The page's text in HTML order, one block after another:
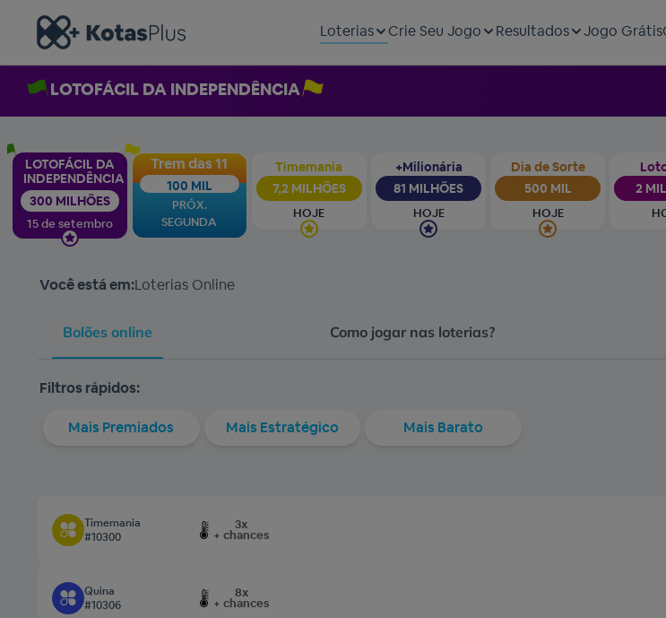
Loterias Crie Seu Jogo Resultados Jogo Grátis
LOTOFÁCIL DA INDEPENDÊNCIA
LOTOFÁCIL DA
INDEPENDÊNCIA
300 MILHÕES
15 de setembro
Trem das 11
100 MIL
PRÓX.
SEGUNDA
Timemania
7,2 MILHÕES
HOJE
+Milionária
81 MILHÕES
HOJE
Dia de Sorte
500 MIL
HOJE
2
Você está em:Loterias Online
Bolões online Como jogar nas loterias?
Filtros rápidos:
Mais Premiados Mais Estratégico Mais Barato
Timemania
#10300
3x
+ chances
Quina
#10306
8x
+ chances